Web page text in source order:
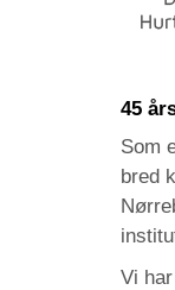
45
Som
bred
Vi